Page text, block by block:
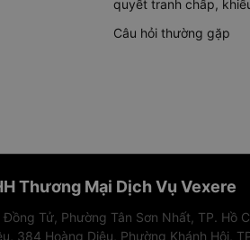
quyết tranh chấp,
Câu hỏi thường gặp
Thương Mại Dịch Vụ Vexere
Tử, Phường Tân Sơn Nhất, TP. Hồ
384 Hoàng Diệu, Phường Khánh Hội,